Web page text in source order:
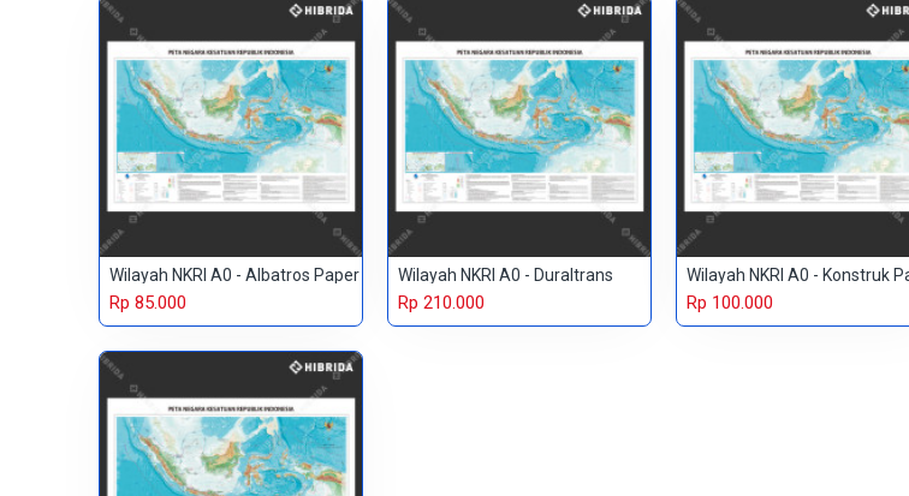
Wilayah NKRI A0 - Albatros Paper
Rp 85.000
Wilayah NKRI A0 - Duraltrans
Rp 210.000 Rp 100.000